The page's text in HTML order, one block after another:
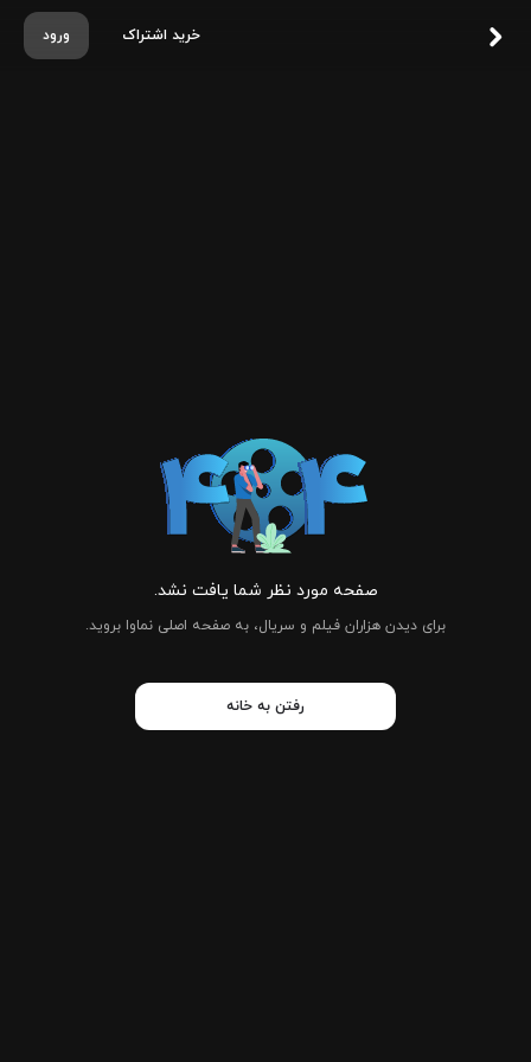
ورود خرید اشتراک
صفحه مورد نظر شما یافت نشد.
برای دیدن هزاران فیلم و سریال، به صفحه اصلی نماوا بروید.
رفتن به خانه